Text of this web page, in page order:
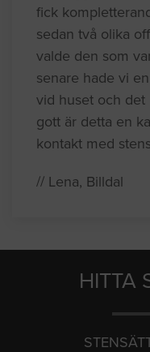
fick
sedan två olika
valde den som
senare hade vi
vid huset och det
gott är detta en
kontakt med
// Lena, Billdal
HITTA